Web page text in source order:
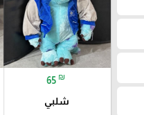
65 ₪
شلبي